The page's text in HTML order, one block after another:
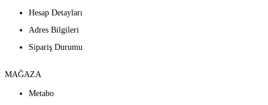
Hesap Detayları
Adres Bilgileri
Sipariş Durumu
MAĞAZA
Metabo